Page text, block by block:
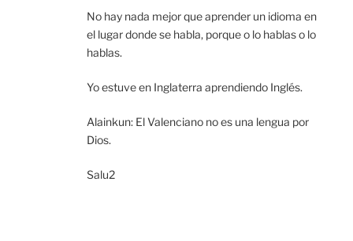
No hay nada mejor que aprender un idioma en
el lugar donde se habla, porque o lo hablas o lo
hablas.
Yo estuve en Inglaterra aprendiendo Inglés.
Alainkun: El Valenciano no es una lengua por
Dios.
Salu2